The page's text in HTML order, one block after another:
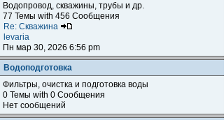
Водопровод, скважины, трубы и др.
77 Темы with 456 Сообщения
Re: Скважина
levaria
Пн мар 30, 2026 6:56 pm
Водоподготовка
Фильтры, очистка и подготовка воды
0 Темы with 0 Сообщения
Нет сообщений